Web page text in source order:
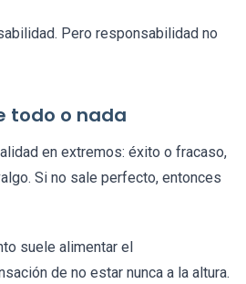
Pero responsabilidad no
todo o nada
en extremos: éxito o fracaso,
Si no sale perfecto, entonces
suele alimentar el
de no estar nunca a la altura.